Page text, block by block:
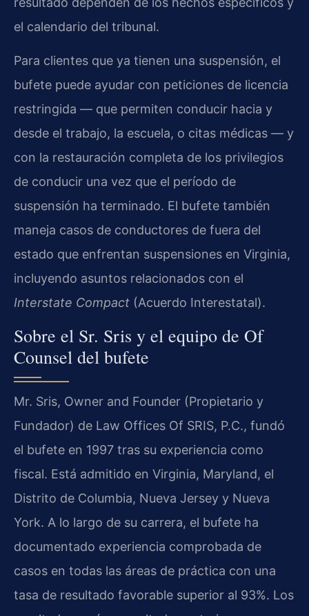
el calendario del tribunal.
Para clientes que ya tienen una suspensión, el
bufete puede ayudar con peticiones de licencia
restringida — que permiten conducir hacia y
desde el trabajo, la escuela, o citas médicas — y
con la restauración completa de los privilegios
de conducir una vez que el período de
suspensión ha terminado. El bufete también
maneja casos de conductores de fuera del
estado que enfrentan suspensiones en Virginia,
incluyendo asuntos relacionados con el
Interstate Compact (Acuerdo Interestatal).
Sobre el Sr. Sris y el equipo de Of
Counsel del bufete
Mr. Sris, Owner and Founder (Propietario y
Fundador) de Law Offices Of SRIS, P.C., fundó
el bufete en 1997 tras su experiencia como
fiscal. Está admitido en Virginia, Maryland, el
Distrito de Columbia, Nueva Jersey y Nueva
York. A lo largo de su carrera, el bufete ha
documentado experiencia comprobada de
casos en todas las áreas de práctica con una
tasa de resultado favorable superior al 93%. Los